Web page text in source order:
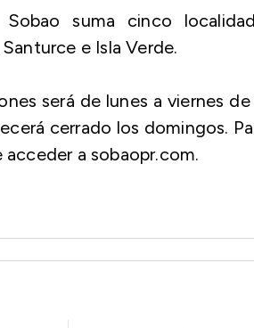
suma cinco
e Isla Verde.
será de lunes a viernes
cerrado los domingos.
a sobaopr.com.